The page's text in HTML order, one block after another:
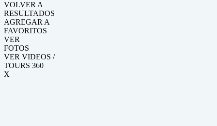
VOLVER A
RESULTADOS
AGREGAR A
FAVORITOS
VER
FOTOS
VER VIDEOS /
TOURS 360
X